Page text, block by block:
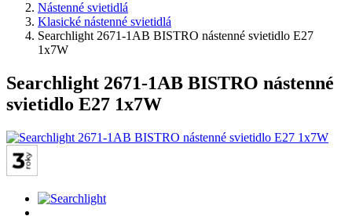
Nástenné svietidlá
Klasické nástenné svietidlá
Searchlight 2671-1AB BISTRO nástenné svietidlo E27
1x7W
Searchlight 2671-1AB BISTRO nástenné
svietidlo E27 1x7W